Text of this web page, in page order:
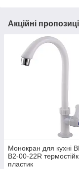
Акційні
Монокран для кухні
B2-00-22R
пластик